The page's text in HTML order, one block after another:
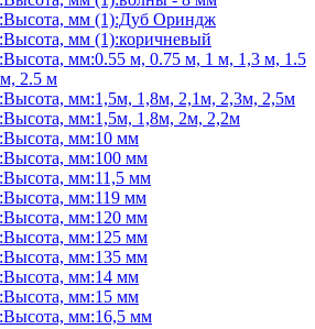
мм (1):Дуб Ориндж
мм (1):коричневый
мм:0.55 м, 0.75 м, 1 м, 1,3 м, 1.5
2.5 м
мм:1,5м, 1,8м, 2,1м, 2,3м, 2,5м
мм:1,5м, 1,8м, 2м, 2,2м
мм:10 мм
мм:100 мм
мм:11,5 мм
мм:119 мм
мм:120 мм
мм:125 мм
мм:135 мм
мм:14 мм
мм:15 мм
мм:16,5 мм